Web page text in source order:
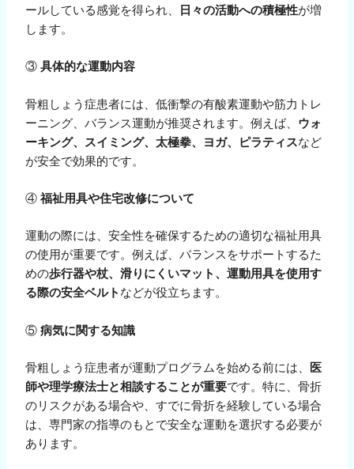
ールしている感覚を得られ、
日々の活動への積極性が増
します。
③具体的な運動内容
骨粗しょう症患者には、低衝撃の有酸素運動や筋力トレ
ーニング、バランス運動が推奨されます。例えば、 ウォ
ーキング、スイミング、太極拳、ヨガ、ピラティスなど
が安全で効果的です。
④福祉用具や住宅改修について
運動の際には、安全性を確保するための適切な福祉用具
の使用が重要です。例えば、バランスをサポートするた
めの歩行器や杖、滑りにくいマット、運動用具を使用す
る際の安全ベルト などが役立ちます。
⑤病気に関する知識
骨粗しょう症患者が運動プログラムを始める前には、 医
師や理学療法士と相談することが重要です。特に、骨折
のリスクがある場合や、すでに骨折を経験している場合
は、専門家の指導のもとで安全な運動を選択する必要が
あります。